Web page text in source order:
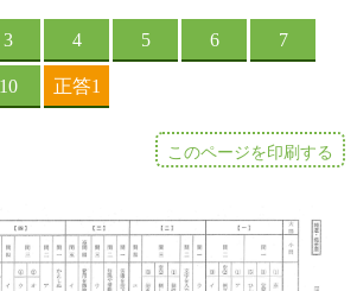
このページを印刷する